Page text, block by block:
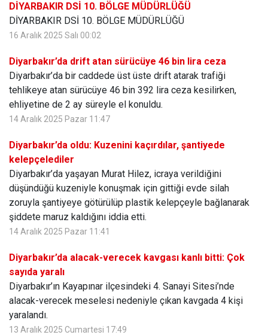
DİYARBAKIR DSİ 10. BÖLGE MÜDÜRLÜĞÜ
DİYARBAKIR DSİ 10. BÖLGE MÜDÜRLÜĞÜ
16 Aralık 2025 Salı 00:02
Diyarbakır’da drift atan sürücüye 46 bin lira ceza
Diyarbakır’da bir caddede üst üste drift atarak trafiği
tehlikeye atan sürücüye 46 bin 392 lira ceza kesilirken,
ehliyetine de 2 ay süreyle el konuldu.
14 Aralık 2025 Pazar 11:47
Diyarbakır’da oldu: Kuzenini kaçırdılar, şantiyede
kelepçelediler
Diyarbakır’da yaşayan Murat Hilez, icraya verildiğini
düşündüğü kuzeniyle konuşmak için gittiği evde silah
zoruyla şantiyeye götürülüp plastik kelepçeyle bağlanarak
şiddete maruz kaldığını iddia etti.
14 Aralık 2025 Pazar 11:41
Diyarbakır’da alacak-verecek kavgası kanlı bitti: Çok
sayıda yaralı
Diyarbakır’ın Kayapınar ilçesindeki 4. Sanayi Sitesi’nde
alacak-verecek meselesi nedeniyle çıkan kavgada 4 kişi
yaralandı.
13 Aralık 2025 Cumartesi 17:49